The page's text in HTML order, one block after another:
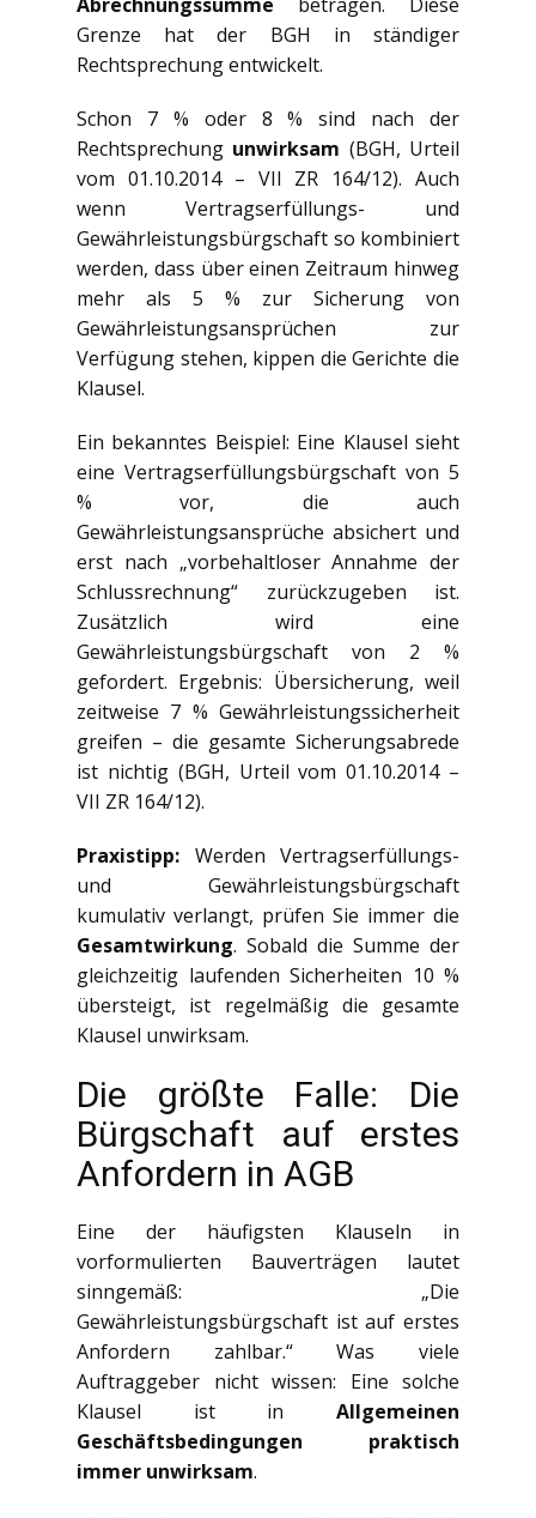
Grenze hat der BGH in ständiger
Rechtsprechung entwickelt.
Schon 7 % oder 8 % sind nach der
Rechtsprechung unwirksam (BGH, Urteil
vom 01.10.2014 – VII ZR 164/12). Auch
wenn Vertragserfüllungs- und
Gewährleistungsbürgschaft so kombiniert
werden, dass über einen Zeitraum hinweg
mehr als 5 % zur Sicherung von
Gewährleistungsansprüchen zur
Verfügung stehen, kippen die Gerichte die
Klausel.
Ein bekanntes Beispiel: Eine Klausel sieht
eine Vertragserfüllungsbürgschaft von 5
% vor, die auch
Gewährleistungsansprüche absichert und
erst nach „vorbehaltloser Annahme der
Schlussrechnung“ zurückzugeben ist.
Zusätzlich wird eine
Gewährleistungsbürgschaft von 2 %
gefordert. Ergebnis: Übersicherung, weil
zeitweise 7 % Gewährleistungssicherheit
greifen – die gesamte Sicherungsabrede
ist nichtig (BGH, Urteil vom 01.10.2014 –
VII ZR 164/12).
Praxistipp: Werden Vertragserfüllungs-
und Gewährleistungsbürgschaft
kumulativ verlangt, prüfen Sie immer die
Gesamtwirkung. Sobald die Summe der
gleichzeitig laufenden Sicherheiten 10 %
übersteigt, ist regelmäßig die gesamte
Klausel unwirksam.
Die größte Falle: Die
Bürgschaft auf erstes
Anfordern in AGB
Eine der häufigsten Klauseln in
vorformulierten Bauverträgen lautet
sinngemäß: „Die
Gewährleistungsbürgschaft ist auf erstes
Anfordern zahlbar.“ Was viele
Auftraggeber nicht wissen: Eine solche
Klausel ist in Allgemeinen
Geschäftsbedingungen praktisch
immer unwirksam.